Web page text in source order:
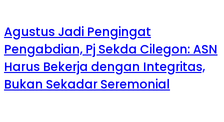
Agustus Jadi Pengingat
Pengabdian, Pj Sekda Cilegon: ASN
Harus Bekerja dengan Integritas,
Bukan Sekadar Seremonial